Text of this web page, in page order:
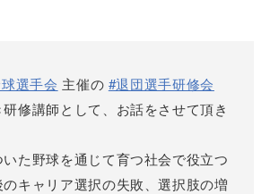
選手会 主催の #退団選手研修会
修講師として、お話をさせて頂き
た野球を通じて育つ社会で役立つ
キャリア選択の失敗、選択肢の増